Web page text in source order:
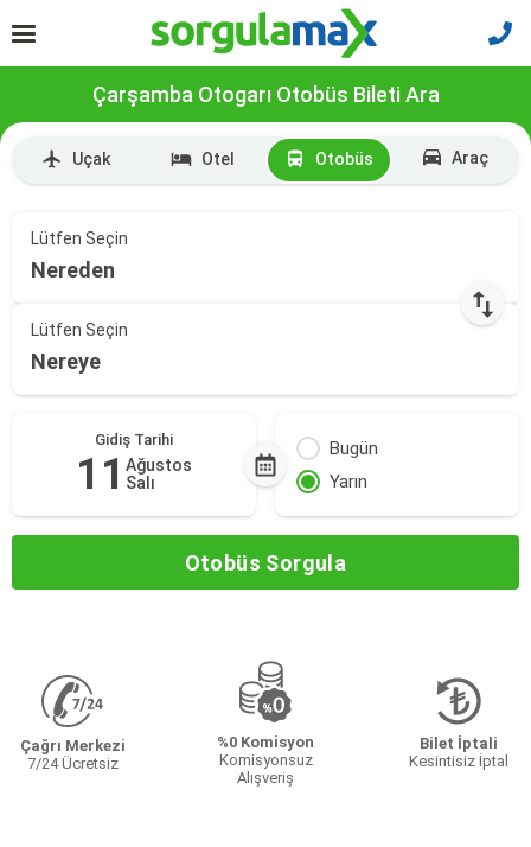
Çarşamba Otogarı Otobüs Bileti Ara
Uçak Otel Otobüs Araç
Lütfen Seçin
Nereden
Lütfen Seçin
Nereye
Gidiş Tarihi
11 Ağustos
Salı
Bugün
Yarın
Otobüs Sorgula
Çağrı Merkezi
7/24 Ücretsiz
%0 Komisyon
Komisyonsuz
Alışveriş
Bilet İptali
Kesintisiz İptal